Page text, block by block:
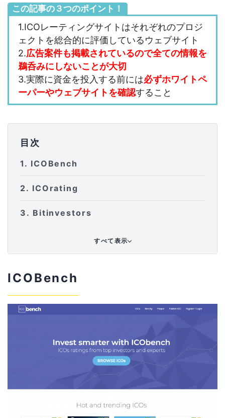
この記事の３つのポイント！
1.ICOレーティングサイトはそれぞれのプロジ
ェクトを総合的に評価しているウェブサイト
2.広告案件も掲載されているので全ての情報を
鵜呑みにしないことが大切
3.実際に資金を投入する前には必ずホワイトペ
ーパーやウェブサイトを確認すること
目次
1 ICOBench
2 ICOrating
3 Bitinvestors
すべて表示
ICOBench